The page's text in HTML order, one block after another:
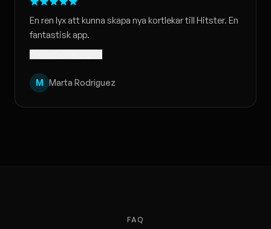
En ren lyx att kunna skapa nya kortlekar till Hitster. En
fantastisk app.
M Marta Rodriguez
FAQ